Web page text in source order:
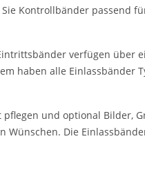
Kontrollbänder passend
verfügen über
haben alle Einlassbänder
pflegen und optional Bilder,
Die